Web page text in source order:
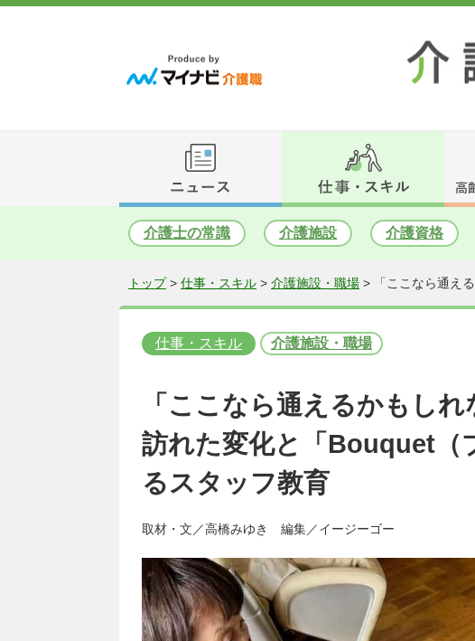
介護士の常識 介護施設 介護資格
トップ> 仕事・スキル > 介護施設・職場 > 「ここなら通え
仕事・スキル 介護施設・職場
「ここなら通えるかもし
訪れた変化と「Bouquet（
るスタッフ教育
取材・文／高橋みゆき 編集／イージーゴー